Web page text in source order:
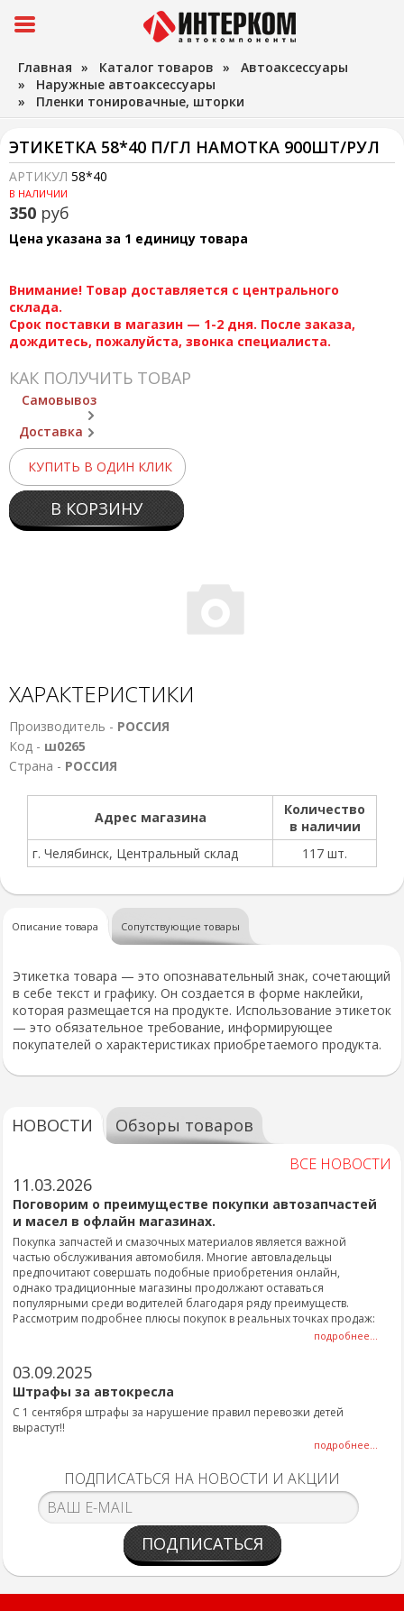
Главная » Каталог товаров » Автоаксессуары
» Наружные автоаксессуары
» Пленки тонировачные, шторки
ЭТИКЕТКА 58*40 П/ГЛ НАМОТКА 900ШТ/РУЛ
АРТИКУЛ 58*40
В НАЛИЧИИ
350 руб
Цена указана за 1 единицу товара
Внимание! Товар доставляется с центрального
склада.
Срок поставки в магазин — 1-2 дня. После заказа,
дождитесь, пожалуйста, звонка специалиста.
КАК ПОЛУЧИТЬ ТОВАР
Самовывоз
Доставка
КУПИТЬ В ОДИН КЛИК
В КОРЗИНУ
ХАРАКТЕРИСТИКИ
Производитель - РОССИЯ
Код - ш0265
Страна - РОССИЯ
Адрес магазина
Количество
в наличии
г. Челябинск, Центральный склад
117 шт.
Описание товара Сопутствующие товары
Этикетка товара — это опознавательный знак, сочетающий
в себе текст и графику. Он создается в форме наклейки,
которая размещается на продукте. Использование этикеток
— это обязательное требование, информирующее
покупателей о характеристиках приобретаемого продукта.
НОВОСТИ Обзоры товаров
ВСЕ НОВОСТИ
11.03.2026
Поговорим о преимуществе покупки автозапчастей
и масел в офлайн магазинах.
Покупка запчастей и смазочных материалов является важной
частью обслуживания автомобиля. Многие автовладельцы
предпочитают совершать подобные приобретения онлайн,
однако традиционные магазины продолжают оставаться
популярными среди водителей благодаря ряду преимуществ.
Рассмотрим подробнее плюсы покупок в реальных точках продаж:
подробнее...
03.09.2025
Штрафы за автокресла
С 1 сентября штрафы за нарушение правил перевозки детей
вырастут!!
подробнее...
ПОДПИСАТЬСЯ НА НОВОСТИ И АКЦИИ
ПОДПИСАТЬСЯ